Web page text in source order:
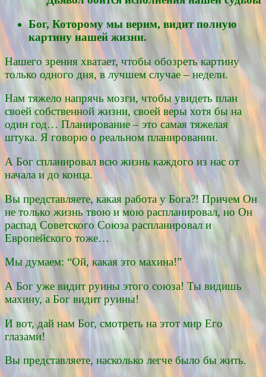
Бог, Которому мы верим, видит полную
картину нашей жизни.
Нашего зрения хватает, чтобы обозреть картину
только одного дня, в лучшем случае – недели.
Нам тяжело напрячь мозги, чтобы увидеть план
своей собственной жизни, своей веры хотя бы на
один год… Планирование – это самая тяжелая
штука. Я говорю о реальном планировании.
А Бог спланировал всю жизнь каждого из нас от
начала и до конца.
Вы представляете, какая работа у Бога?! Причем Он
не только жизнь твою и мою распланировал, но Он
распад Советского Союза распланировал и
Европейского тоже…
Мы думаем: “Ой, какая это махина!”
А Бог уже видит руины этого союза! Ты видишь
махину, а Бог видит руины!
И вот, дай нам Бог, смотреть на этот мир Его
глазами!
Вы представляете, насколько легче было бы жить.